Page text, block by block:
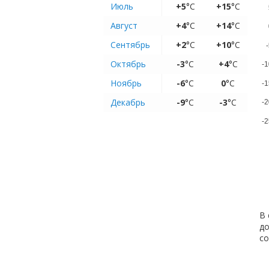
Июль
+5°C +15°C
Август
+4°C +14°C
Сентябрь
+2°C +10°C
Октябрь
-3°C +4°C
Ноябрь
-6°C 0°C
Декабрь
-9°C -3°C
-
-
-
-
В